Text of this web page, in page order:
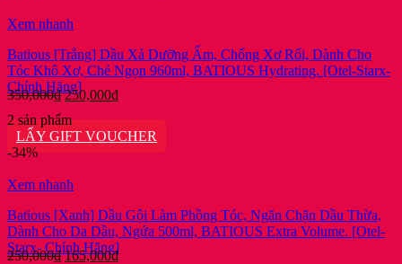
Xem nhanh
Batious [Trắng] Dầu Xả Dưỡng Ẩm, Chống Xơ Rối, Dành Cho
Tóc Khô Xơ, Chẻ Ngọn 960ml, BATIOUS Hydrating. [Otel-Starx-
Chính Hãng]
350,000₫Giá
là:
350,000₫.
250,000₫Giá
là:
2 sản phẩm
LẤY GIFT VOUCHER
-34%
Xem nhanh
Batious [Xanh] Dầu Gội Làm Phồng Tóc, Ngăn Chặn Dầu Thừa,
Dành Cho Da Dầu, Ngứa 500ml, BATIOUS Extra Volume. [Otel-
Starx- Chính Hãng]
250,000₫Giá
165,000₫Giá